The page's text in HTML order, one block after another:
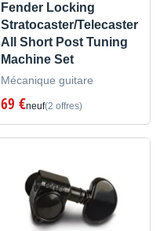
Fender Locking
Stratocaster/Telecaster
All Short Post Tuning
Machine Set
Mécanique guitare
69 €neuf(2 offres)